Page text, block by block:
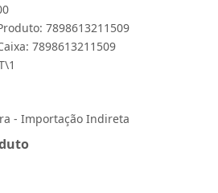
7898613211509
7898613211509
- Importação Indireta